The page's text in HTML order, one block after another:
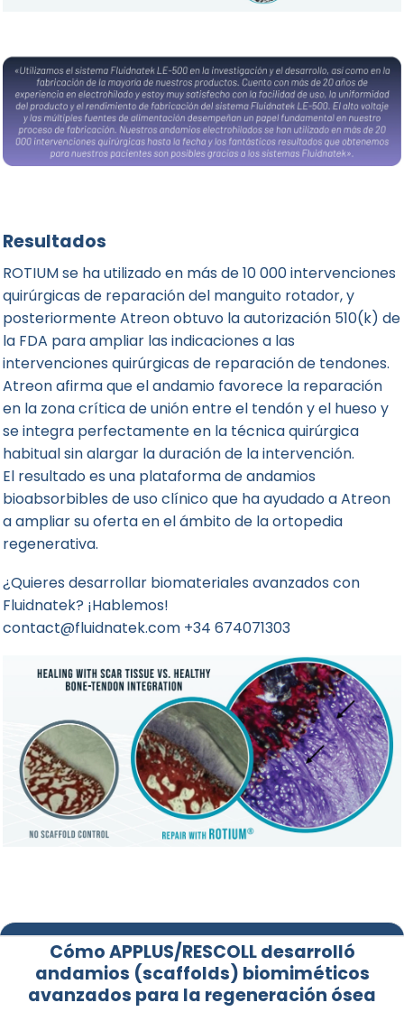
Resultados
ROTIUM se ha utilizado en más de 10 000 intervenciones
quirúrgicas de reparación del manguito rotador, y
posteriormente Atreon obtuvo la autorización 510(k) de
la FDA para ampliar las indicaciones a las
intervenciones quirúrgicas de reparación de tendones.
Atreon afirma que el andamio favorece la reparación
en la zona crítica de unión entre el tendón y el hueso y
se integra perfectamente en la técnica quirúrgica
habitual sin alargar la duración de la intervención.
El resultado es una plataforma de andamios
bioabsorbibles de uso clínico que ha ayudado a Atreon
a ampliar su oferta en el ámbito de la ortopedia
regenerativa.
¿Quieres desarrollar biomateriales avanzados con
Fluidnatek? ¡Hablemos!
contact@fluidnatek.com +34 674071303
Cómo APPLUS/RESCOLL desarrolló
andamios (scaffolds) biomiméticos
avanzados para la regeneración ósea